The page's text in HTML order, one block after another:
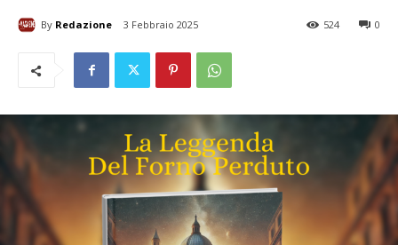
By Redazione 3 Febbraio 2025 0
524